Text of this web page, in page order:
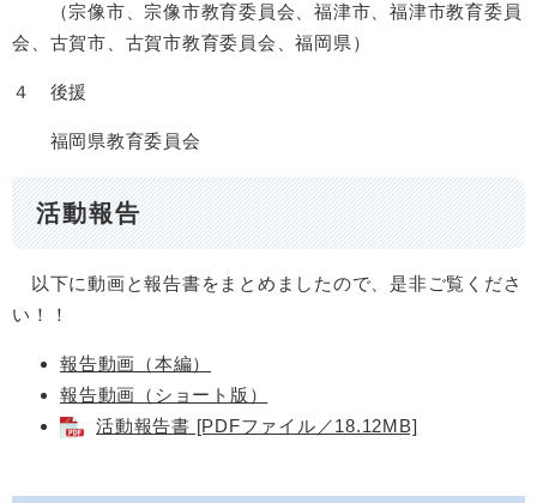
（宗像市、宗像市教育委員会、福津市、福津市教育委員
会、古賀市、古賀市教育委員会、福岡県）
４ 後援
福岡県教育委員会
活動報告
以下に動画と報告書をまとめましたので、是非ご覧くださ
い！！
報告動画（本編）
報告動画（ショート版）
活動報告書 [PDFファイル／18.12MB]